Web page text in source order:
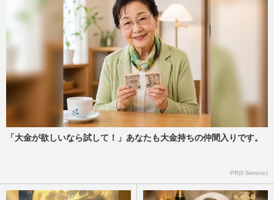
“ピコ太郎をプロデュース”、古坂大魔王が
見せた幸せいっぱい「PAPA」の顔
週刊女性PRIME 2021/10/19
ゴリエにピコ太郎、“時代遅れ” キャラク
ターが “今” CMに起用される理由
週刊女性PRIME
ーム”の活躍を「時代が求める」深いワケ
週刊女性PRIME 2020/6/4
「大金が欲しいなら試して！」あなたも大金持ちの仲間入りです。
PR(Il Sereno)